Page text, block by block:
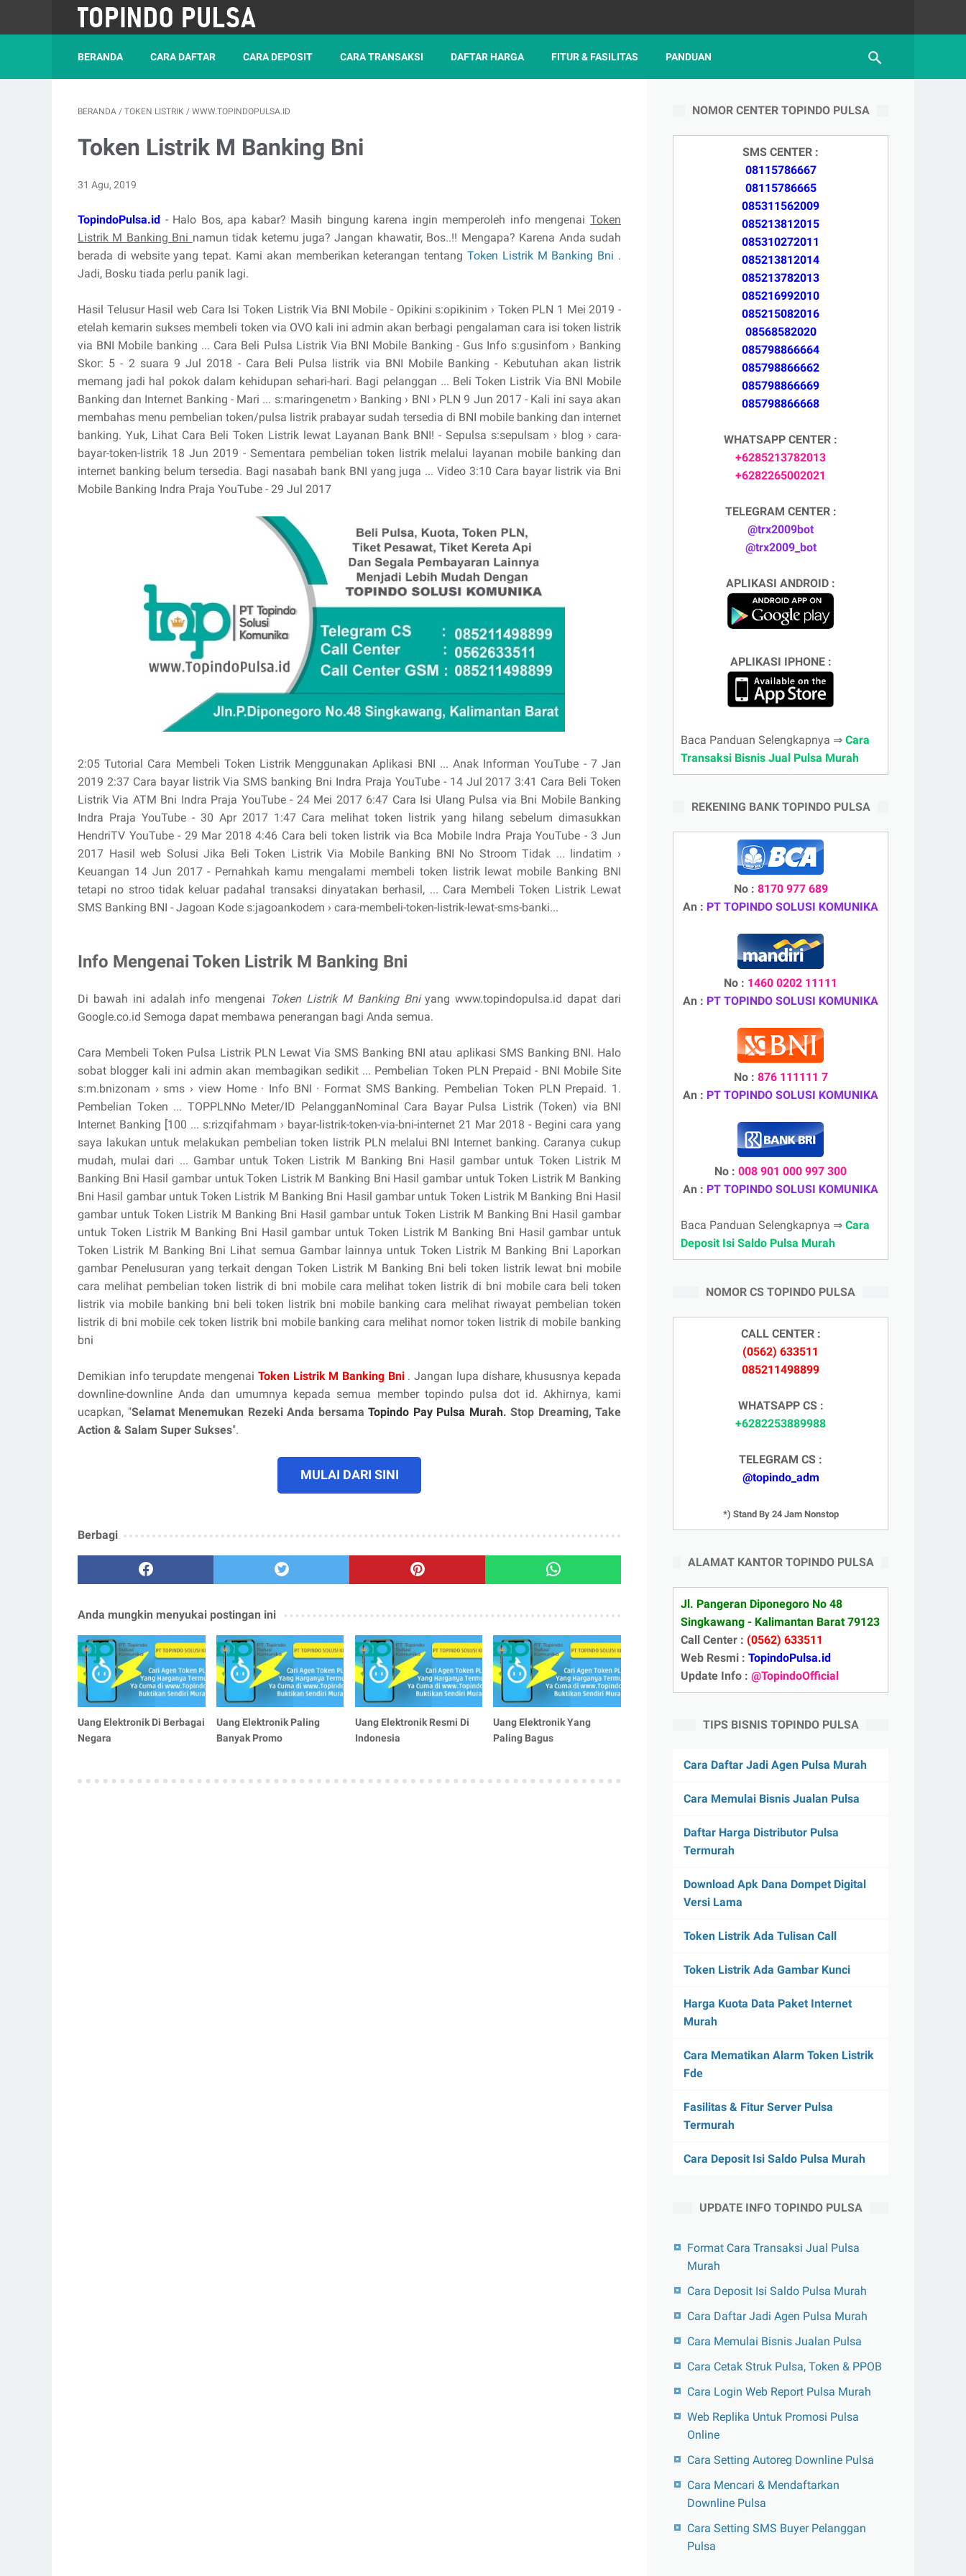
BERANDA CARA DAFTAR CARA DEPOSIT CARA TRANSAKSI DAFTAR HARGA FITUR & FASILITAS PANDUAN
BERANDA / TOKEN LISTRIK / WWW.TOPINDOPULSA.ID
Token Listrik M Banking Bni
31 Agu, 2019
TopindoPulsa.id - Halo Bos, apa kabar? Masih bingung karena ingin memperoleh info mengenai Token
Listrik M Banking Bni namun tidak ketemu juga? Jangan khawatir, Bos..!! Mengapa? Karena Anda sudah
berada di website yang tepat. Kami akan memberikan keterangan tentang Token Listrik M Banking Bni .
Jadi, Bosku tiada perlu panik lagi.
Hasil Telusur Hasil web Cara Isi Token Listrik Via BNI Mobile - Opikini s:opikinim › Token PLN 1 Mei 2019 -
etelah kemarin sukses membeli token via OVO kali ini admin akan berbagi pengalaman cara isi token listrik
via BNI Mobile banking ... Cara Beli Pulsa Listrik Via BNI Mobile Banking - Gus Info s:gusinfom › Banking
Skor: 5 - ‎2 suara 9 Jul 2018 - Cara Beli Pulsa listrik via BNI Mobile Banking - Kebutuhan akan listrik
memang jadi hal pokok dalam kehidupan sehari-hari. Bagi pelanggan ... Beli Token Listrik Via BNI Mobile
Banking dan Internet Banking - Mari ... s:maringenetm › Banking › BNI › PLN 9 Jun 2017 - Kali ini saya akan
membahas menu pembelian token/pulsa listrik prabayar sudah tersedia di BNI mobile banking dan internet
banking. Yuk, Lihat Cara Beli Token Listrik lewat Layanan Bank BNI! - Sepulsa s:sepulsam › blog › cara-
bayar-token-listrik 18 Jun 2019 - Sementara pembelian token listrik melalui layanan mobile banking dan
internet banking belum tersedia. Bagi nasabah bank BNI yang juga ... Video 3:10 Cara bayar listrik via Bni
Mobile Banking Indra Praja YouTube - 29 Jul 2017
2:05 Tutorial Cara Membeli Token Listrik Menggunakan Aplikasi BNI ... Anak Informan YouTube - 7 Jan
2019 2:37 Cara bayar listrik Via SMS banking Bni Indra Praja YouTube - 14 Jul 2017 3:41 Cara Beli Token
Listrik Via ATM Bni Indra Praja YouTube - 24 Mei 2017 6:47 Cara Isi Ulang Pulsa via Bni Mobile Banking
Indra Praja YouTube - 30 Apr 2017 1:47 Cara melihat token listrik yang hilang sebelum dimasukkan
HendriTV YouTube - 29 Mar 2018 4:46 Cara beli token listrik via Bca Mobile Indra Praja YouTube - 3 Jun
2017 Hasil web Solusi Jika Beli Token Listrik Via Mobile Banking BNI No Stroom Tidak ... lindatim ›
Keuangan 14 Jun 2017 - Pernahkah kamu mengalami membeli token listrik lewat mobile Banking BNI
tetapi no stroo tidak keluar padahal transaksi dinyatakan berhasil, ... Cara Membeli Token Listrik Lewat
SMS Banking BNI - Jagoan Kode s:jagoankodem › cara-membeli-token-listrik-lewat-sms-banki...
Info Mengenai Token Listrik M Banking Bni
Di bawah ini adalah info mengenai Token Listrik M Banking Bniyang www.topindopulsa.id dapat dari
Google.co.id Semoga dapat membawa penerangan bagi Anda semua.
Cara Membeli Token Pulsa Listrik PLN Lewat Via SMS Banking BNI atau aplikasi SMS Banking BNI. Halo
sobat blogger kali ini admin akan membagikan sedikit ... Pembelian Token PLN Prepaid - BNI Mobile Site
s:m.bnizonam › sms › view Home · Info BNI · Format SMS Banking. Pembelian Token PLN Prepaid. 1.
Pembelian Token ... TOPPLNNo Meter/ID PelangganNominal Cara Bayar Pulsa Listrik (Token) via BNI
Internet Banking [100 ... s:rizqifahmam › bayar-listrik-token-via-bni-internet 21 Mar 2018 - Begini cara yang
saya lakukan untuk melakukan pembelian token listrik PLN melalui BNI Internet banking. Caranya cukup
mudah, mulai dari ... Gambar untuk Token Listrik M Banking Bni Hasil gambar untuk Token Listrik M
Banking Bni Hasil gambar untuk Token Listrik M Banking Bni Hasil gambar untuk Token Listrik M Banking
Bni Hasil gambar untuk Token Listrik M Banking Bni Hasil gambar untuk Token Listrik M Banking Bni Hasil
gambar untuk Token Listrik M Banking Bni Hasil gambar untuk Token Listrik M Banking Bni Hasil gambar
untuk Token Listrik M Banking Bni Hasil gambar untuk Token Listrik M Banking Bni Hasil gambar untuk
Token Listrik M Banking Bni Lihat semua Gambar lainnya untuk Token Listrik M Banking Bni Laporkan
gambar Penelusuran yang terkait dengan Token Listrik M Banking Bni beli token listrik lewat bni mobile
cara melihat pembelian token listrik di bni mobile cara melihat token listrik di bni mobile cara beli token
listrik via mobile banking bni beli token listrik bni mobile banking cara melihat riwayat pembelian token
listrik di bni mobile cek token listrik bni mobile banking cara melihat nomor token listrik di mobile banking
bni
Demikian info terupdate mengenai Token Listrik M Banking Bni . Jangan lupa dishare, khususnya kepada
downline-downline Anda dan umumnya kepada semua member topindo pulsa dot id. Akhirnya, kami
ucapkan, "Selamat Menemukan Rezeki Anda bersama Topindo Pay Pulsa Murah. Stop Dreaming, Take
Action & Salam Super Sukses".
MULAI DARI SINI
Berbagi
Anda mungkin menyukai postingan ini
Uang Elektronik Di Berbagai
Negara
Uang Elektronik Paling
Banyak Promo
Uang Elektronik Resmi Di
Indonesia
Uang Elektronik Yang
Paling Bagus
NOMOR CENTER TOPINDO PULSA
SMS CENTER :
08115786667
08115786665
085311562009
085213812015
085310272011
085213812014
085213782013
085216992010
085215082016
08568582020
085798866664
085798866662
085798866669
085798866668
WHATSAPP CENTER :
+6285213782013
+6282265002021
TELEGRAM CENTER :
@trx2009bot
@trx2009_bot
APLIKASI ANDROID :
APLIKASI IPHONE :
Baca Panduan Selengkapnya ⇒ Cara
Transaksi Bisnis Jual Pulsa Murah
REKENING BANK TOPINDO PULSA
No : 8170 977 689
An : PT TOPINDO SOLUSI KOMUNIKA
No : 1460 0202 11111
An : PT TOPINDO SOLUSI KOMUNIKA
No : 876 111111 7
An : PT TOPINDO SOLUSI KOMUNIKA
No : 008 901 000 997 300
An : PT TOPINDO SOLUSI KOMUNIKA
Baca Panduan Selengkapnya ⇒ Cara
Deposit Isi Saldo Pulsa Murah
NOMOR CS TOPINDO PULSA
CALL CENTER :
(0562) 633511
085211498899
WHATSAPP CS :
+6282253889988
TELEGRAM CS :
@topindo_adm
*) Stand By 24 Jam Nonstop
ALAMAT KANTOR TOPINDO PULSA
Jl. Pangeran Diponegoro No 48
Singkawang - Kalimantan Barat 79123
Call Center : (0562) 633511
Web Resmi : TopindoPulsa.id
Update Info : @TopindoOfficial
TIPS BISNIS TOPINDO PULSA
Cara Daftar Jadi Agen Pulsa Murah
Cara Memulai Bisnis Jualan Pulsa
Daftar Harga Distributor Pulsa
Termurah
Download Apk Dana Dompet Digital
Versi Lama
Token Listrik Ada Tulisan Call
Token Listrik Ada Gambar Kunci
Harga Kuota Data Paket Internet
Murah
Cara Mematikan Alarm Token Listrik
Fde
Fasilitas & Fitur Server Pulsa
Termurah
Cara Deposit Isi Saldo Pulsa Murah
UPDATE INFO TOPINDO PULSA
Format Cara Transaksi Jual Pulsa
Murah
Cara Deposit Isi Saldo Pulsa Murah
Cara Daftar Jadi Agen Pulsa Murah
Cara Memulai Bisnis Jualan Pulsa
Cara Cetak Struk Pulsa, Token & PPOB
Cara Login Web Report Pulsa Murah
Web Replika Untuk Promosi Pulsa
Online
Cara Setting Autoreg Downline Pulsa
Cara Mencari & Mendaftarkan
Downline Pulsa
Cara Setting SMS Buyer Pelanggan
Pulsa